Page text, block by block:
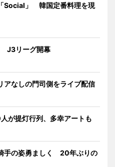
Social」 韓国定番料理を現
J3リーグ開幕
アなしの門司側をライブ配信
が提灯行列、多幸アートも
手の姿勇ましく 20年ぶりの